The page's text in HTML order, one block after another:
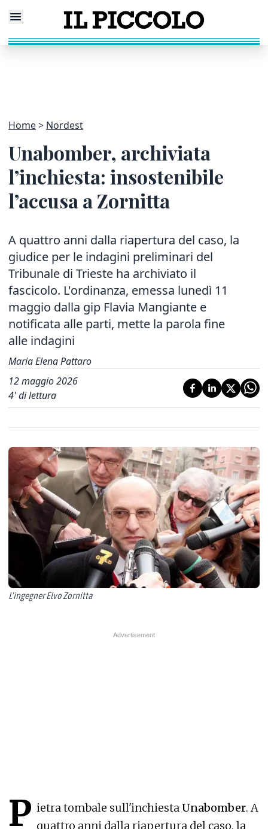
Home Nordest
Unabomber, archiviata
l’inchiesta: insostenibile
l’accusa a Zornitta
A quattro anni dalla riapertura del caso, la
giudice per le indagini preliminari del
Tribunale di Trieste ha archiviato il
fascicolo. L'ordinanza, emessa lunedì 11
maggio dalla gip Flavia Mangiante e
notificata alle parti, mette la parola fine
alle indagini
Maria Elena Pattaro
12 maggio 2026
4' di lettura
L'ingegner Elvo Zornitta
P ietra tombale sull'inchiestaUnabomber. A
quattro anni dalla riapertura del caso, la